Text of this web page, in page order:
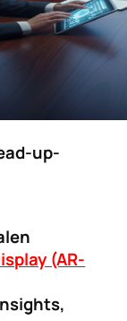
up-
(AR-